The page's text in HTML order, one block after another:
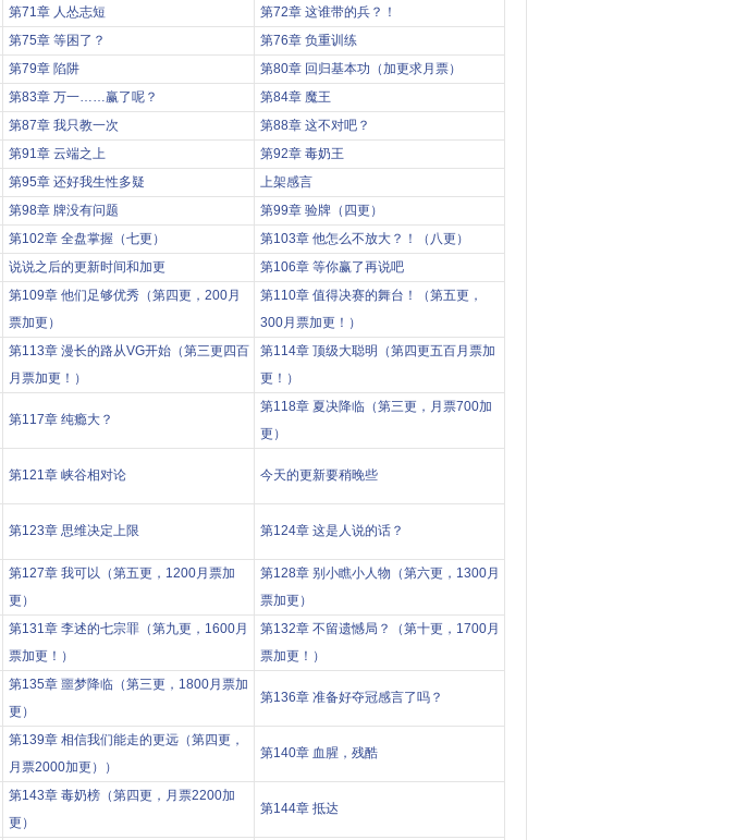
第71章 人怂志短
第72章 这谁带的兵？！
第75章 等困了？
第76章 负重训练
第79章 陷阱
第80章 回归基本功（加更求月票）
第83章 万一……赢了呢？
第84章 魔王
第87章 我只教一次
第88章 这不对吧？
第91章 云端之上
第92章 毒奶王
第95章 还好我生性多疑
上架感言
第98章 牌没有问题
第99章 验牌（四更）
第102章 全盘掌握（七更）
第103章 他怎么不放大？！（八更）
说说之后的更新时间和加更 第106章 等你赢了再说吧
第109章 他们足够优秀（第四更，200月
票加更）
第110章 值得决赛的舞台！（第五更，
300月票加更！）
第113章 漫长的路从VG开始（第三更四百
月票加更！）
第114章 顶级大聪明（第四更五百月票加
更！）
第117章 纯瘾大？
第118章 夏决降临（第三更，月票700加
更）
第121章 峡谷相对论 今天的更新要稍晚些
第123章 思维决定上限 第124章 这是人说的话？
第127章 我可以（第五更，1200月票加
更）
第128章 别小瞧小人物（第六更，1300月
票加更）
第131章 李述的七宗罪（第九更，1600月
票加更！）
第132章 不留遗憾局？（第十更，1700月
票加更！）
第135章 噩梦降临（第三更，1800月票加
更）
第136章 准备好夺冠感言了吗？
第139章 相信我们能走的更远（第四更，
月票2000加更））
第140章 血腥，残酷
第143章 毒奶榜（第四更，月票2200加
更）
第144章 抵达